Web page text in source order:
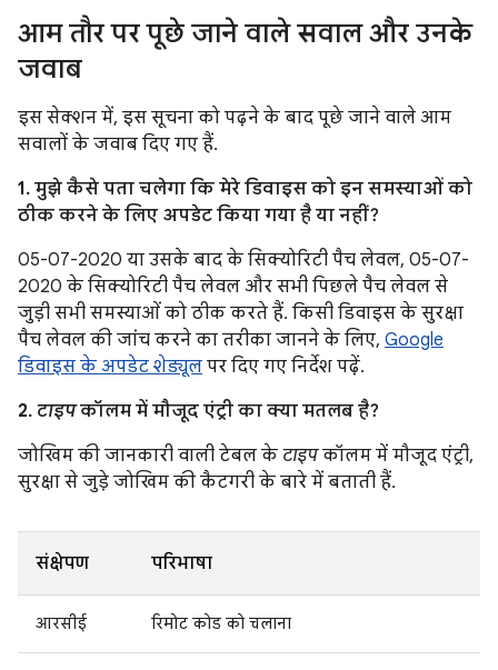
आम तौर पर पूछे जाने वाले सवाल और उनके
जवाब
इस सेक्शन में, इस सूचना को पढ़ने के बाद पूछे जाने वाले आम
सवालों के जवाब दिए गए हैं.
1. मुझे कैसे पता चलेगा कि मेरे डिवाइस को इन समस्याओं को
ठीक करने के लिए अपडेट किया गया है या नहीं?
05-07-2020 या उसके बाद के सिक्योरिटी पैच लेवल, 05-07-
2020 के सिक्योरिटी पैच लेवल और सभी पिछले पैच लेवल से
जुड़ी सभी समस्याओं को ठीक करते हैं. किसी डिवाइस के सुरक्षा
पैच लेवल की जांच करने का तरीका जानने के लिए, Google
डिवाइस के अपडेट शेड्यूल पर दिए गए निर्देश पढ़ें.
2. टाइपकॉलम में मौजूद एंट्री का क्या मतलब है?
जोखिम की जानकारी वाली टेबल के टाइपकॉलम में मौजूद एंट्री,
सुरक्षा से जुड़े जोखिम की कैटगरी के बारे में बताती हैं.
संक्षेपण परिभाषा
आरसीई रिमोट कोड को चलाना